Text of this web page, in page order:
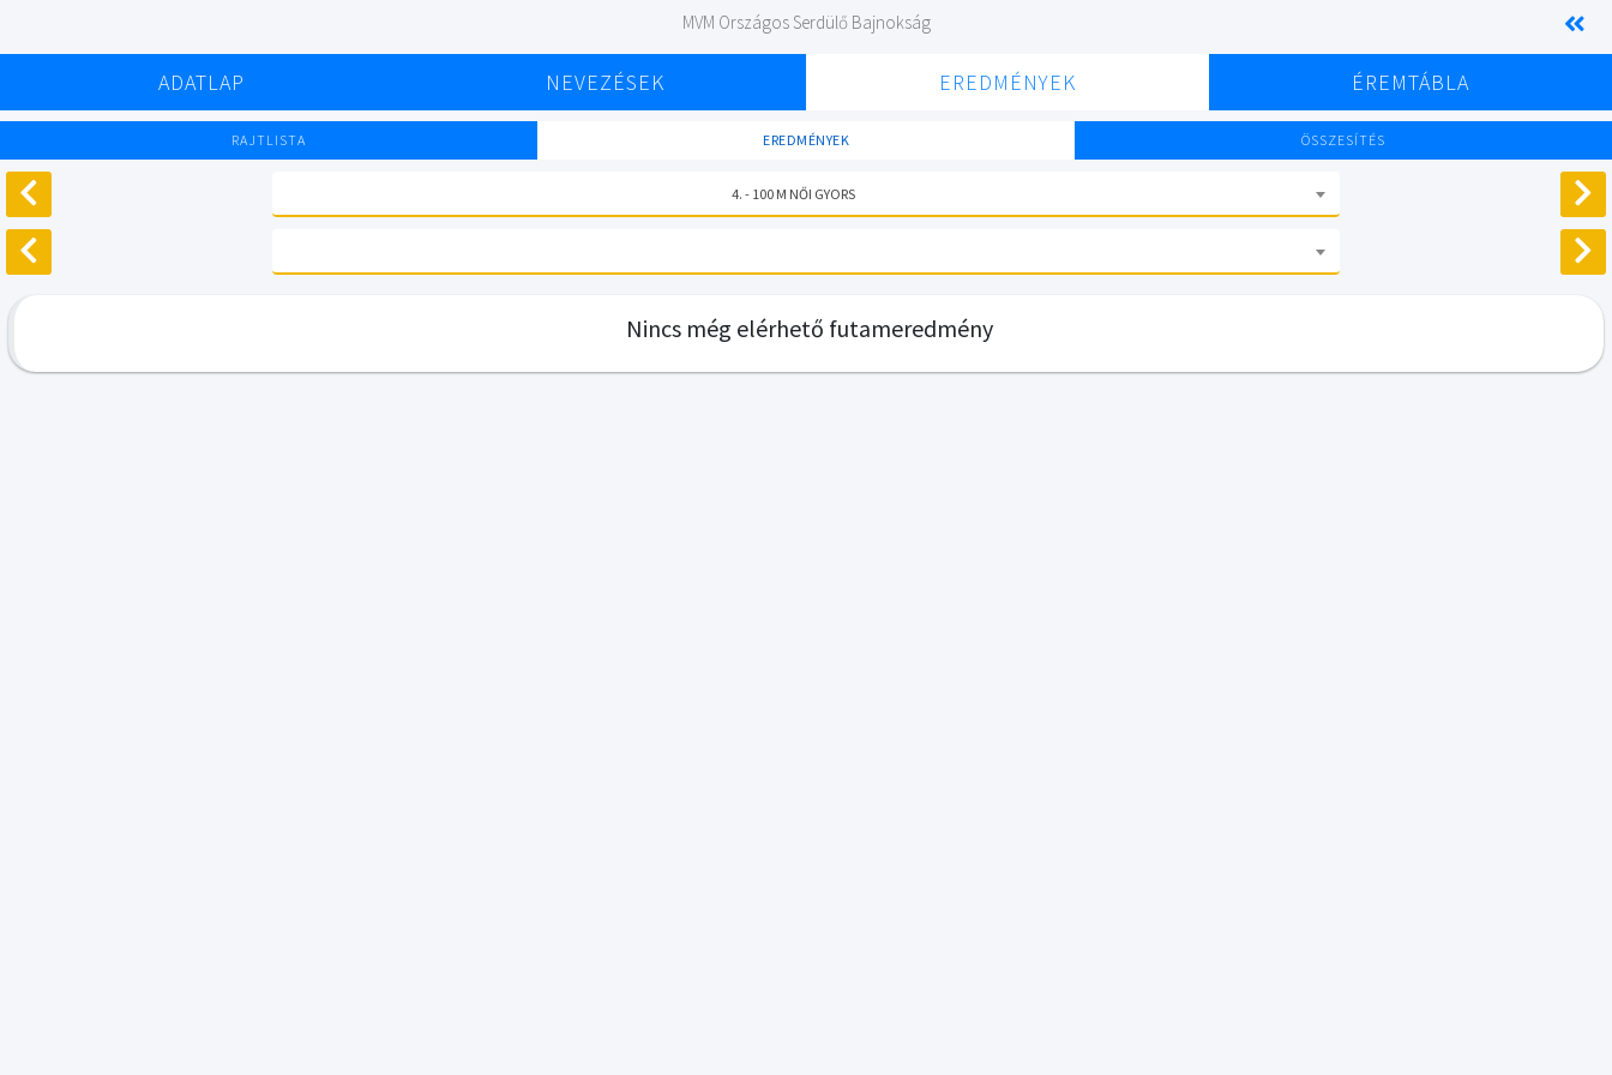
MVM Országos Serdülő Bajnokság
ADATLAP NEVEZÉSEK EREDMÉNYEK ÉREMTÁBLA
RAJTLISTA EREDMÉNYEK ÖSSZESÍTÉS
4. - 100 M NŐI GYORS
Nincs még elérhető futameredmény